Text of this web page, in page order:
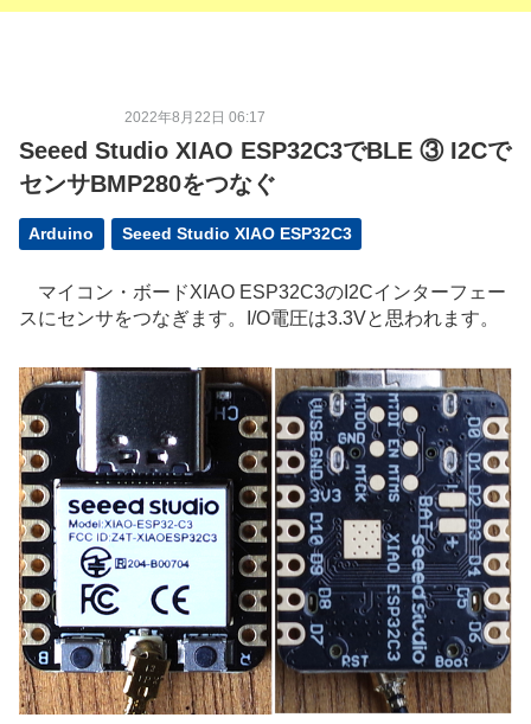
2022年8月22日 06:17
Seeed Studio XIAO ESP32C3でBLE ③ I2Cで
センサBMP280をつなぐ
Arduino Seeed Studio XIAO ESP32C3
マイコン・ボードXIAO ESP32C3のI2Cインターフェー
スにセンサをつなぎます。I/O電圧は3.3Vと思われます。